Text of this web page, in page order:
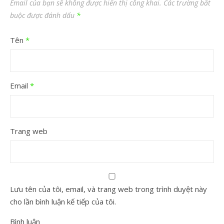
Email của bạn sẽ không được hiển thị công khai. Các trường bắt
buộc được đánh dấu *
Tên *
Email *
Trang web
Lưu tên của tôi, email, và trang web trong trình duyệt này
cho lần bình luận kế tiếp của tôi.
Bình luận